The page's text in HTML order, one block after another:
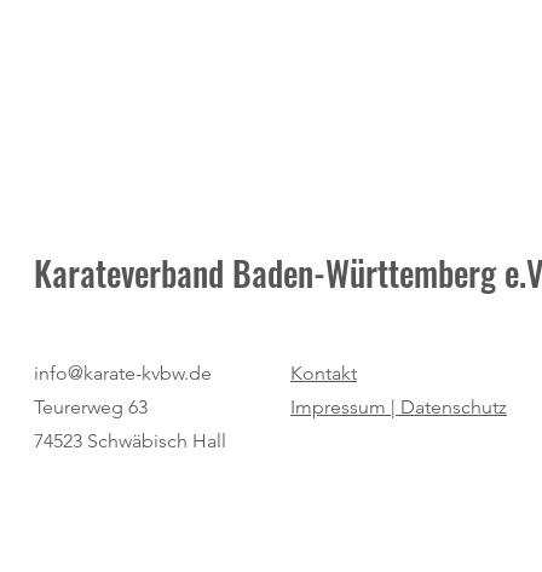
"kurz & bündig": ein Sextett
meistert die Herausforderung
Zulassung
Karateverband Baden-Württemberg
info@karate-kvbw.de
Teurerweg 63
74523 Schwäbisch Hall
Kontakt
Impressum | Datenschutz